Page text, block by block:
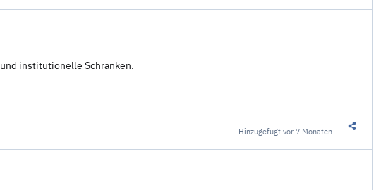
institutionelle Schranken.
Hinzugefügtvor 7 Monaten